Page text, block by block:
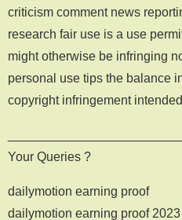
criticism comment news
research fair use is a use
might otherwise be infringing
personal use tips the balance
copyright infringement intended
Your Queries ?
dailymotion earning proof
dailymotion earning proof 2023